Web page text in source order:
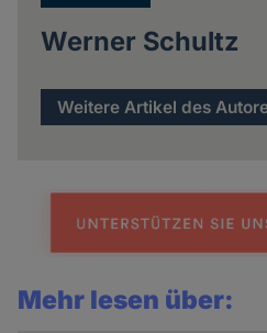
Werner Schultz
Weitere Artikel des
Mehr lesen über: